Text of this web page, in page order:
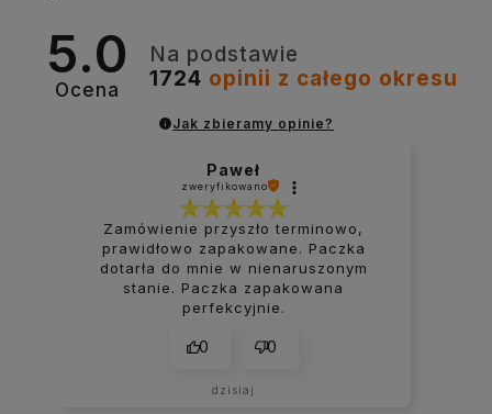
5.0
Ocena
Na podstawie
1724 opinii z całego okresu
Jak zbieramy opinie?
Paweł
zweryfikowano
Zamówienie przyszło terminowo,
prawidłowo zapakowane. Paczka
dotarła do mnie w nienaruszonym
stanie. Paczka zapakowana
perfekcyjnie.
0 0
dzisiaj